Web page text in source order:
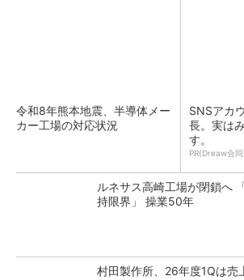
令和8年熊本地震、半導体メー
カー工場の対応状況
SNSアカ
長。実は
す。
PR(Dreaw合
ルネサス高崎工場が閉鎖へ
持限界」 操業50年
村田製作所、26年度1Qは